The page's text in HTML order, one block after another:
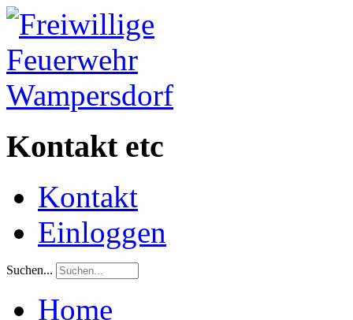
Kontakt etc
Kontakt
Einloggen
Suchen...
Home